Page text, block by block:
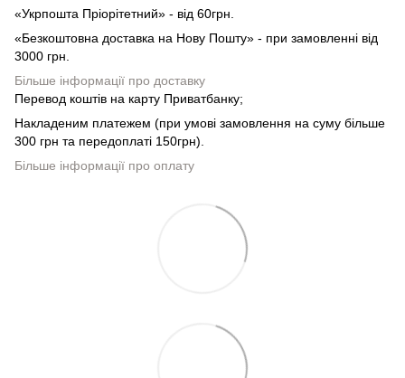
«Укрпошта Пріорітетний» - від 60грн.
«Безкоштовна доставка на Нову Пошту» - при замовленні від
3000 грн.
Більше інформації про доставку
Перевод коштів на карту Приватбанку;
Накладеним платежем (при умові замовлення на суму більше
300 грн та передоплаті 150грн).
Більше інформації про оплату